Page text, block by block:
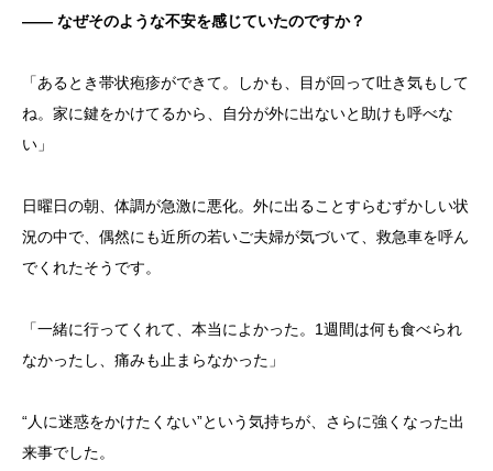
―― なぜそのような不安を感じていたのですか？
「あるとき帯状疱疹ができて。しかも、目が回って吐き気もして
ね。家に鍵をかけてるから、自分が外に出ないと助けも呼べな
い」
日曜日の朝、体調が急激に悪化。外に出ることすらむずかしい状
況の中で、偶然にも近所の若いご夫婦が気づいて、救急車を呼ん
でくれたそうです。
「一緒に行ってくれて、本当によかった。1週間は何も食べられ
なかったし、痛みも止まらなかった」
“人に迷惑をかけたくない”という気持ちが、さらに強くなった出
来事でした。